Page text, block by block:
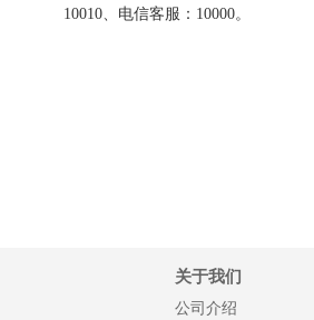
10010、电信客服：10000。
关于我们
公司介绍